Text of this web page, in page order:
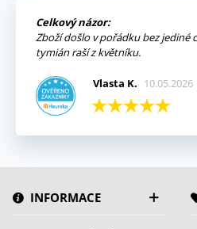
Celkový názor:
Zboží došlo v pořádku bez jediné
tymián raší z květníku.
Vlasta K. 10.05.2026
INFORMACE